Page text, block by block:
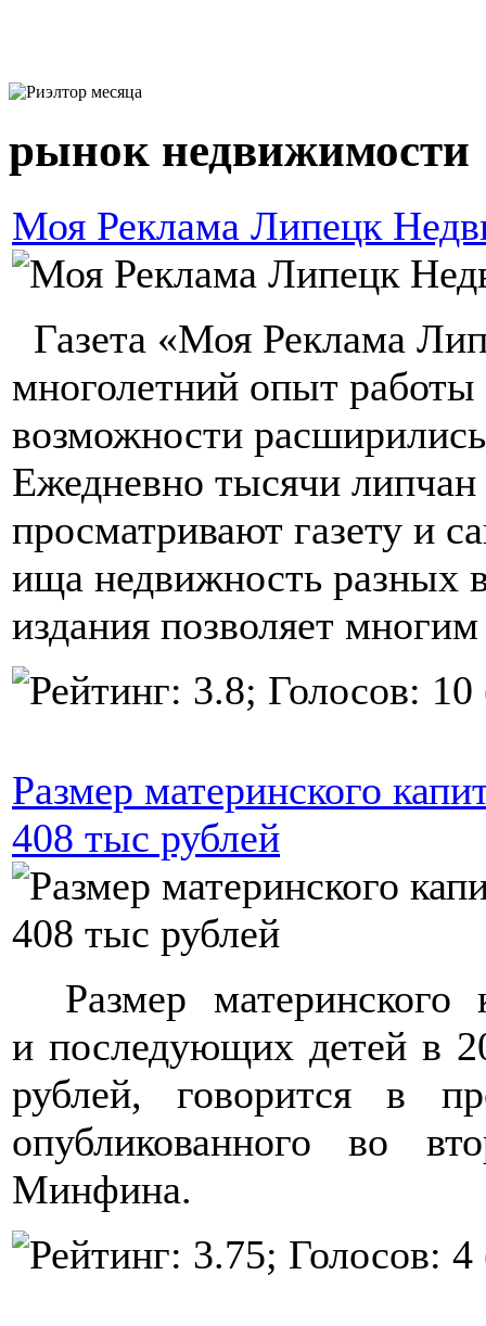
рынок недвижимости
Моя Реклама Липецк
Газета «Моя Реклама
многолетний опыт
возможности
Ежедневно тысячи
просматривают газету и
ища недвижность разных
издания позволяет
Размер материнского
408 тыс рублей
Размер материнского
и последующих детей в
рублей, говорится в
опубликованного во
Минфина.